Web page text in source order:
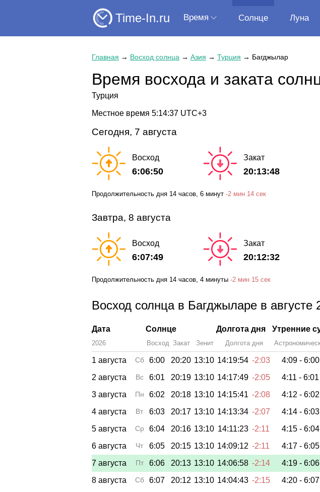
Time-In.ru Время Солнце Луна
Главная → Восход солнца → Азия → Турция → Багджылар
Время восхода и заката
Турция
Местное время 5:14:38 UTC+3
Сегодня, 7 августа
Восход
6:06:50
Закат
20:13:48
Продолжительность дня 14 часов , 6 минут -2 мин 14 сек
Завтра, 8 августа
Восход
6:07:49
Закат
20:12:32
Продолжительность дня 14 часов, 4 минуты -2 мин 15 сек
Восход солнца в Багджыларе в августе
Дата Солнце Долгота дня Утренние
2026 Восход Закат Зенит Долгота дня
1 августа Сб 6:00 20:20 13:10 14:19:54 -2:03 4:09 - 6:00
2 августа
Вс 6:01 20:19 13:10 14:17:49 -2:05 4:11 - 6:01
3 августа
Пн 6:02 20:18 13:10 14:15:41 -2:08 4:12 - 6:02
4 августа
Вт 6:03 20:17 13:10 14:13:34 -2:07 4:14 - 6:03
5 августа
Ср 6:04 20:16 13:10 14:11:23 -2:11 4:15 - 6:04
6 августа
Чт 6:05 20:15 13:10 14:09:12 -2:11 4:17 - 6:05
7 августа
Пт 6:06 20:13 13:10 14:06:58 -2:14 4:19 - 6:06
8 августа
Сб 6:07 20:12 13:10 14:04:43 -2:15 4:20 - 6:07